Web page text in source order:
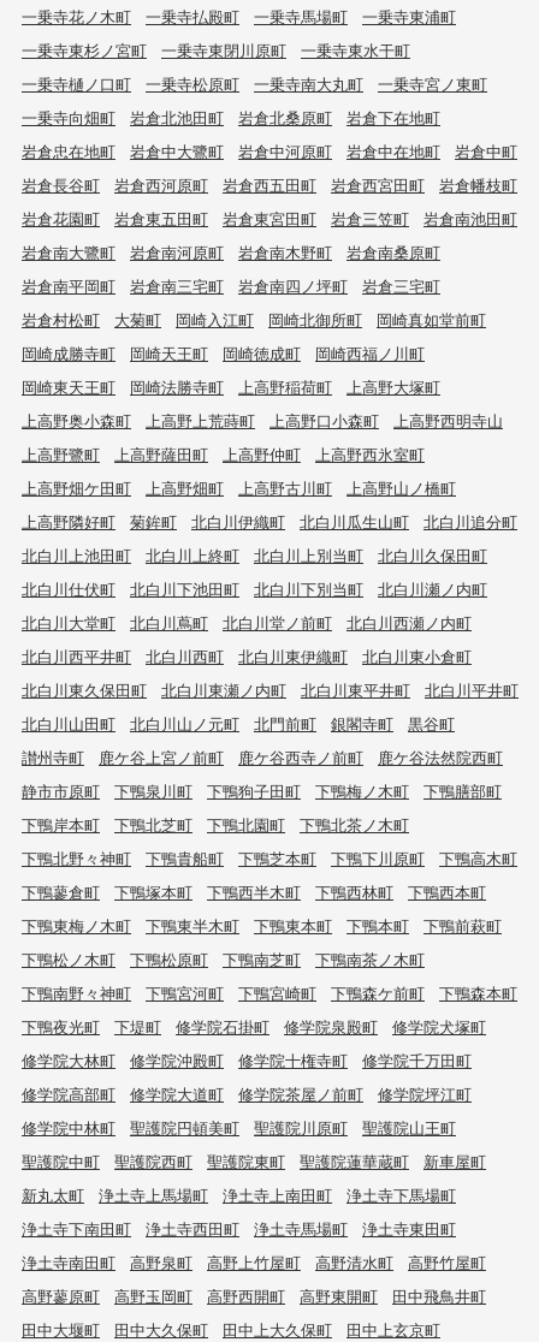
一乗寺花ノ木町 一乗寺払殿町 一乗寺馬場町
一乗寺東浦町
一乗寺東杉ノ宮町
一乗寺東閉川原町
一乗寺東水干町
一乗寺樋ノ口町
一乗寺松原町 一乗寺南大丸町
一乗寺宮ノ東町
一乗寺向畑町
岩倉北池田町 岩倉北桑原町
岩倉下在地町
岩倉忠在地町
岩倉中大鷺町 岩倉中河原町 岩倉中在地町
岩倉中町
岩倉長谷町
岩倉西河原町 岩倉西五田町 岩倉西宮田町
岩倉幡枝町
岩倉花園町
岩倉東五田町 岩倉東宮田町 岩倉三笠町
岩倉南池田町
岩倉南大鷺町
岩倉南河原町 岩倉南木野町
岩倉南桑原町
岩倉南平岡町
岩倉南三宅町 岩倉南四ノ坪町
岩倉三宅町
岩倉村松町
大菊町 岡崎入江町 岡崎北御所町
岡崎真如堂前町
岡崎成勝寺町
岡崎天王町 岡崎徳成町
岡崎西福ノ川町
岡崎東天王町
岡崎法勝寺町 上高野稲荷町
上高野大塚町
上高野奥小森町
上高野上荒蒔町 上高野口小森町
上高野西明寺山
上高野鷺町
上高野薩田町 上高野仲町
上高野西氷室町
上高野畑ケ田町
上高野畑町 上高野古川町
上高野山ノ橋町
上高野隣好町
菊鉾町 北白川伊織町 北白川瓜生山町
北白川追分町
北白川上池田町
北白川上終町 北白川上別当町
北白川久保田町
北白川仕伏町
北白川下池田町 北白川下別当町
北白川瀬ノ内町
北白川大堂町
北白川蔦町 北白川堂ノ前町
北白川西瀬ノ内町
北白川西平井町
北白川西町 北白川東伊織町
北白川東小倉町
北白川東久保田町
北白川東瀬ノ内町 北白川東平井町
北白川平井町
北白川山田町
北白川山ノ元町 北門前町 銀閣寺町
黒谷町
讃州寺町
鹿ケ谷上宮ノ前町 鹿ケ谷西寺ノ前町
鹿ケ谷法然院西町
静市市原町
下鴨泉川町 下鴨狗子田町 下鴨梅ノ木町
下鴨膳部町
下鴨岸本町
下鴨北芝町 下鴨北園町
下鴨北茶ノ木町
下鴨北野々神町
下鴨貴船町 下鴨芝本町 下鴨下川原町
下鴨高木町
下鴨蓼倉町
下鴨塚本町 下鴨西半木町 下鴨西林町
下鴨西本町
下鴨東梅ノ木町
下鴨東半木町 下鴨東本町 下鴨本町
下鴨前萩町
下鴨松ノ木町
下鴨松原町 下鴨南芝町
下鴨南茶ノ木町
下鴨南野々神町
下鴨宮河町 下鴨宮崎町 下鴨森ケ前町
下鴨森本町
下鴨夜光町
下堤町 修学院石掛町 修学院泉殿町
修学院犬塚町
修学院大林町
修学院沖殿町 修学院十権寺町
修学院千万田町
修学院高部町
修学院大道町 修学院茶屋ノ前町
修学院坪江町
修学院中林町
聖護院円頓美町 聖護院川原町
聖護院山王町
聖護院中町
聖護院西町 聖護院東町 聖護院蓮華蔵町
新車屋町
新丸太町
浄土寺上馬場町 浄土寺上南田町
浄土寺下馬場町
浄土寺下南田町
浄土寺西田町 浄土寺馬場町
浄土寺東田町
浄土寺南田町
高野泉町 高野上竹屋町 高野清水町
高野竹屋町
高野蓼原町
高野玉岡町 高野西開町 高野東開町
田中飛鳥井町
田中大堰町
田中大久保町 田中上大久保町
田中上玄京町